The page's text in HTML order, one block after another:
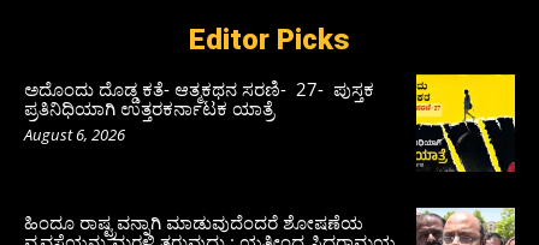
Editor Picks
ಅದೊಂದು ದೊಡ್ಡ ಕತೆ- ಆತ್ಮಕಥನ ಸರಣಿ- 27- ಪುಸ್ತಕ
ಪ್ರತಿನಿಧಿಯಾಗಿ ಉತ್ತರಕರ್ನಾಟಕ ಯಾತ್ರೆ
August 6, 2026
ಹಿಂದೂ ರಾಷ್ಟ್ರವನ್ನಾಗಿ ಮಾಡುವುದೆಂದರೆ ಶೋಷಣೆಯ